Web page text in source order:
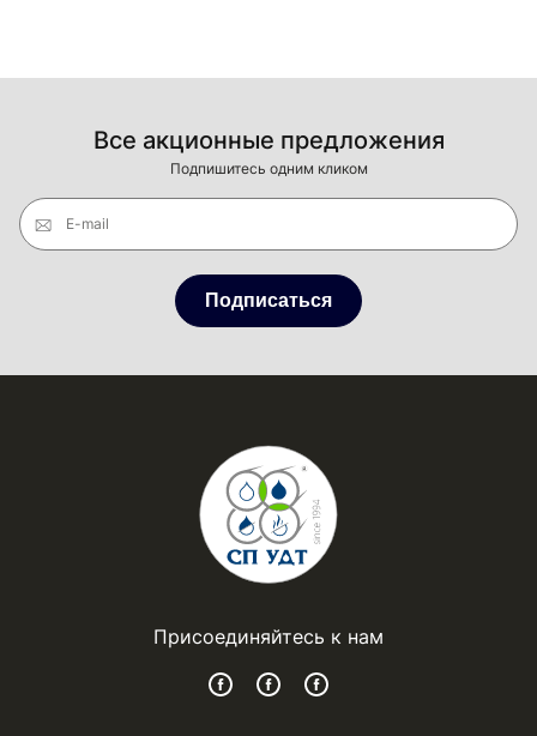
Все акционные предложения
Подпишитесь одним кликом
E-mail
Подписаться
Присоединяйтесь к нам